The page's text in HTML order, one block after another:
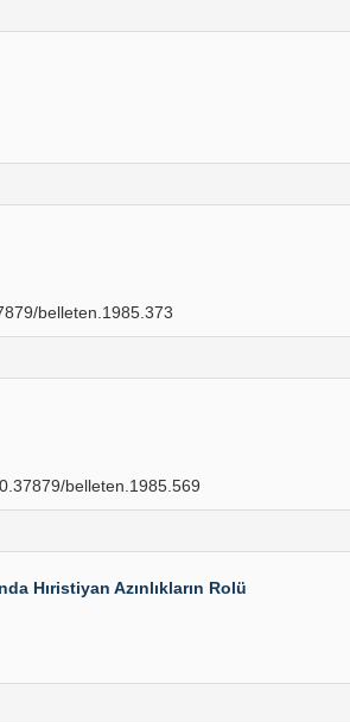
belleten.1985.373
belleten.1985.569
Hıristiyan Azınlıkların Rolü